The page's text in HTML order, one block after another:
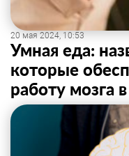
20 мая 2024, 10:53
Умная еда:
которые
работу мозга